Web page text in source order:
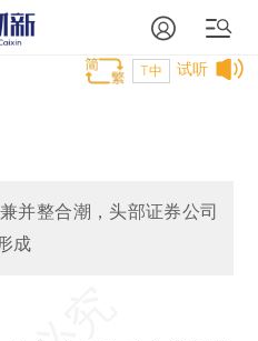
试听
T中
并整合潮，头部证券公司
成